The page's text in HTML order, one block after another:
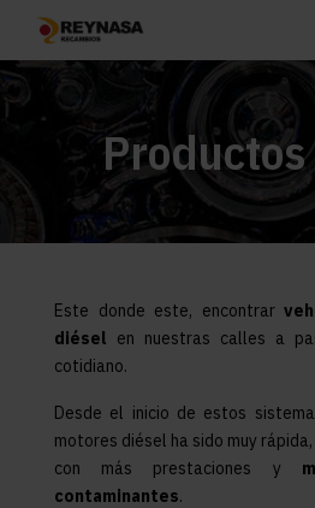
Este donde este, encontrar
diésel en nuestras calles a
cotidiano.
Desde el inicio de estos
motores diésel ha sido muy
con más prestaciones y
contaminantes.